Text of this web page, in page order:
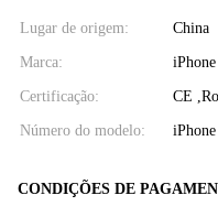
Lugar de origem: China
Marca: iPhone
Certificação: CE
Número do modelo:
CONDIÇÕES DE